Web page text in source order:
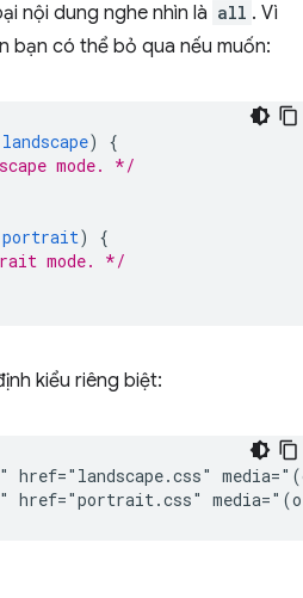
nội dung nghe nhìn là all . Vì
bạn có thể bỏ qua nếu muốn:
landscape)
{
mode. */
portrait)
{
mode. */
kiểu riêng biệt: